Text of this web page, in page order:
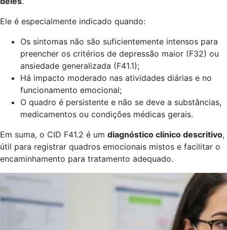
Ele é especialmente indicado quando:
Os sintomas não são suficientemente intensos para
preencher os critérios de depressão maior (F32) ou
ansiedade generalizada (F41.1);
Há impacto moderado nas atividades diárias e no
funcionamento emocional;
O quadro é persistente e não se deve a substâncias,
medicamentos ou condições médicas gerais.
Em suma, o CID F41.2 é um diagnóstico clínico descritivo,
útil para registrar quadros emocionais mistos e facilitar o
encaminhamento para tratamento adequado.